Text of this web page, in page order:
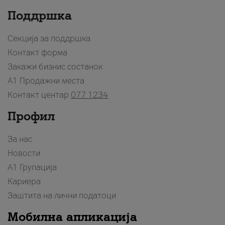
Поддршка
Секција за поддршка
Контакт форма
Закажи бизнис состанок
A1 Продажни места
Контакт центар 077 1234
Профил
За нас
Новости
А1 Групација
Кариера
Заштита на лични податоци
Мобилна апликација